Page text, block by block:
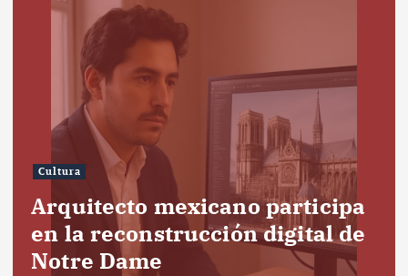
Cultura
Arquitecto mexicano participa
en la reconstrucción digital de
Notre Dame